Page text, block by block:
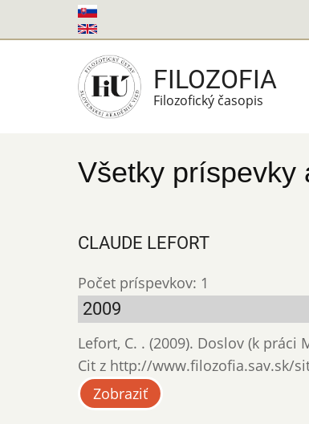
na
FILOZOFIA
Filozofický časopis
Všetky príspevky
CLAUDE LEFORT
Počet príspevkov: 1
2009
Lefort, C. . (2009). Doslov (k
Cit z http://www.filozofia.sav.sk/
Zobraziť